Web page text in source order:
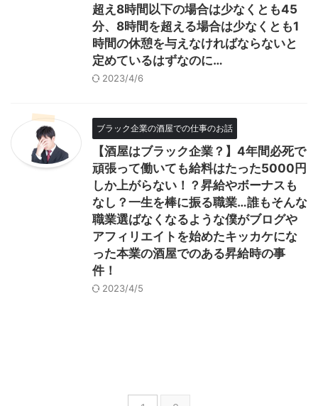
超え8時間以下の場合は少なくとも45
分、8時間を超える場合は少なくとも1
時間の休憩を与えなければならないと
定めているはずなのに…
2023/4/6
ブラック企業の酒屋での仕事のお話
【酒屋はブラック企業？】4年間必死で
頑張って働いても給料はたった5000円
しか上がらない！？昇給やボーナスも
なし？一生を棒に振る職業…誰もそんな
職業選ばなくなるような僕がブログや
アフィリエイトを始めたキッカケにな
った本業の酒屋でのある昇給時の事
件！
2023/4/5